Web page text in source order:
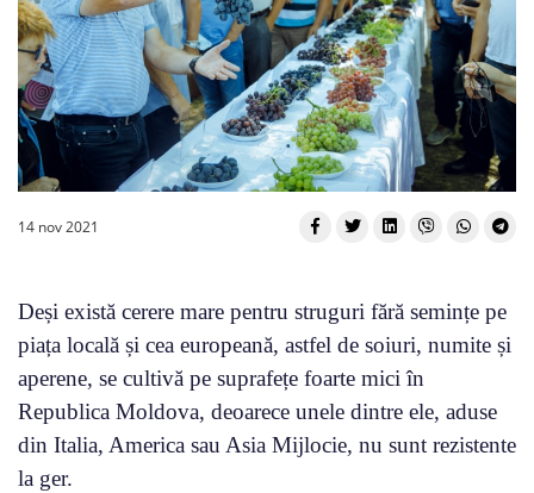
14 nov 2021
Deși există cerere mare pentru struguri fără semințe pe
piața locală și cea europeană, astfel de soiuri, numite și
aperene, se cultivă pe suprafețe foarte mici în
Republica Moldova, deoarece unele dintre ele, aduse
din Italia, America sau Asia Mijlocie, nu sunt rezistente
la ger.